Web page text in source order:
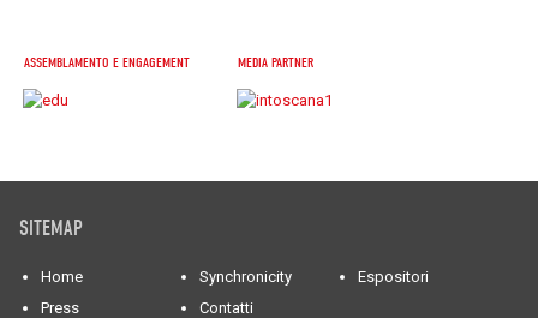
ASSEMBLAMENTO E ENGAGEMENT MEDIA PARTNER
SITEMAP
Home Synchronicity
Espositori
Press
Contatti